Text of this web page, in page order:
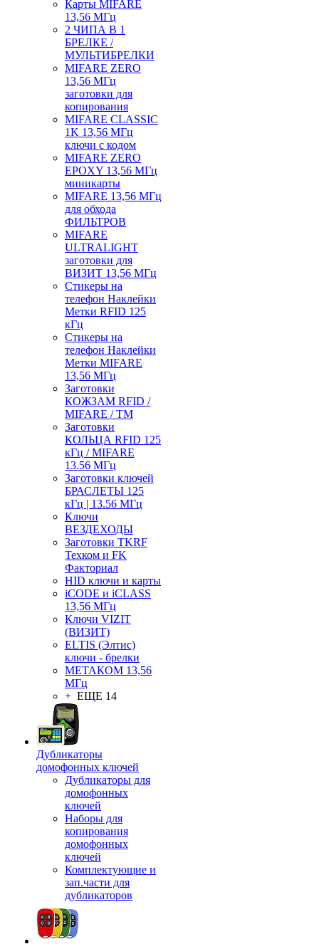
Карты MIFARE
13,56 МГц
2 ЧИПА В 1
БРЕЛКЕ /
МУЛЬТИБРЕЛКИ
MIFARE ZERO
13,56 МГц
заготовки для
копирования
MIFARE CLASSIC
1K 13,56 МГц
ключи с кодом
MIFARE ZERO
EPOXY 13,56 МГц
миникарты
MIFARE 13,56 МГц
для обхода
ФИЛЬТРОВ
MIFARE
ULTRALIGHT
заготовки для
ВИЗИТ 13,56 МГц
Стикеры на
телефон Наклейки
Метки RFID 125
кГц
Стикеры на
телефон Наклейки
Метки MIFARE
13,56 МГц
Заготовки
КОЖЗАМ RFID /
MIFARE / TM
Заготовки
КОЛЬЦА RFID 125
кГц / MIFARE
13.56 МГц
Заготовки ключей
БРАСЛЕТЫ 125
кГц | 13.56 МГц
Ключи
ВЕЗДЕХОДЫ
Заготовки TKRF
Техком и FK
Факториал
HID ключи и карты
iCODE и iCLASS
13,56 МГц
Ключи VIZIT
(ВИЗИТ)
ELTIS (Элтис)
ключи - брелки
МЕТАКОМ 13,56
МГц
+ ЕЩЕ 14
Дубликаторы
домофонных ключей
Дубликаторы для
домофонных
ключей
Наборы для
копирования
домофонных
ключей
Комплектующие и
зап.части для
дубликаторов